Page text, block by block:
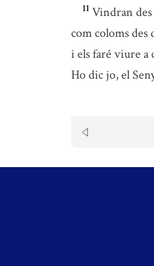
11 Vindran des
com coloms des
i els faré viure a
Ho dic jo, el